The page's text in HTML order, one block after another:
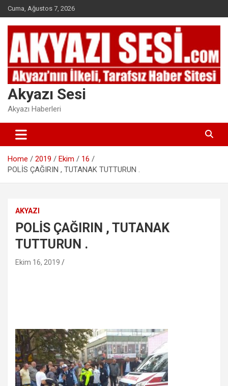
Skip
to
content
Cuma, Ağustos 7, 2026
Akyazı Sesi
Akyazı Haberleri
Home 2019 Ekim
16
POLİS ÇAĞIRIN , TUTANAK TUTTURUN .
AKYAZI
POLİS ÇAĞIRIN , TUTANAK
TUTTURUN .
Ekim 16, 2019